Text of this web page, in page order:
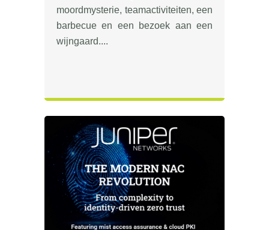
moordmysterie, teamactiviteiten, een
barbecue en een bezoek aan een
wijngaard....